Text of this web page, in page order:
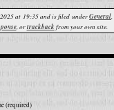
at 19:35 and is filed underGeneral
, ortrackback from your own site.
(required)